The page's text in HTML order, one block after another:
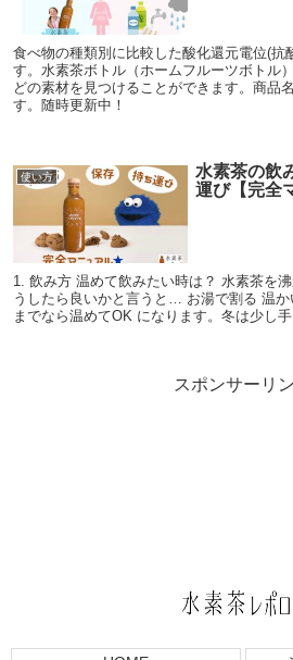
食べ物の種類別に比較した酸化還元電位(抗
す。水素茶ボトル（ホームフルーツボトル
どの素材を見つけることができます。商品
す。随時更新中！
使い方
水素茶の飲
運び【完全
1. 飲み方 温めて飲みたい時は？ 水素茶を
うしたら良いかと言うと… お湯で割る 温
までなら温めてOK になります。冬は少し
スポンサーリ